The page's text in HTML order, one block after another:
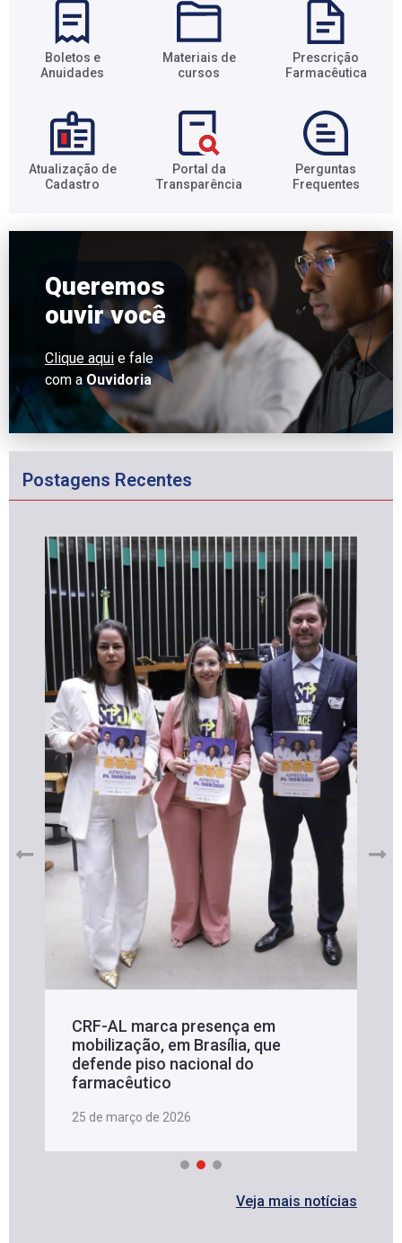
Boletos e
Anuidades​
Materiais de
cursos​
Prescrição
Farmacêutica​
Atualização de
Cadastro​
Portal da
Transparência​
Perguntas
Frequentes​
Queremos
ouvir você
Clique aqui e fale
com a Ouvidoria
Postagens Recentes
CRF-AL marca presença em
mobilização, em Brasília, que
defende piso nacional do
farmacêutico
25 de março de 2026
Veja mais notícias